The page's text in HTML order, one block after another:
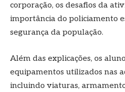
corporação, os desafios da
importância do policiamento
segurança da população.
Além das explicações, os
equipamentos utilizados nas
incluindo viaturas,